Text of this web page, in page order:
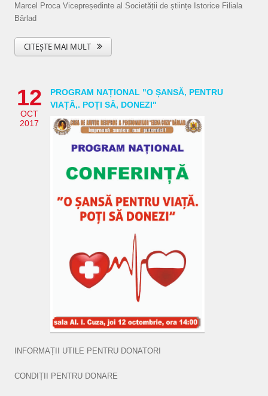
Marcel Proca Vicepreședinte al Societății de științe Istorice Filiala
Bârlad
CITEȘTE MAI MULT
12
OCT
2017
PROGRAM NAȚIONAL "O ȘANSĂ‚ PENTRU
VIAȚĂ‚. POȚI SĂ‚ DONEZI"
INFORMAȚII UTILE PENTRU DONATORI
CONDIȚII PENTRU DONARE